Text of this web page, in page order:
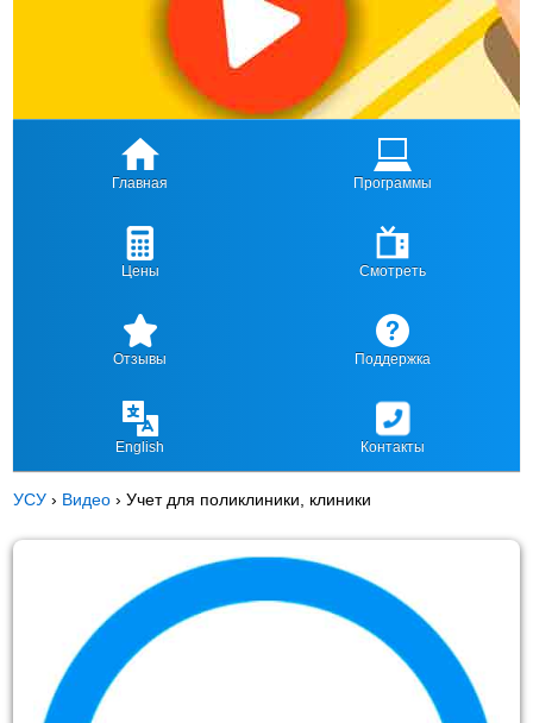
Главная Программы
Цены Смотреть
Отзывы Поддержка
English Контакты
УСУ › Видео ›Учет для поликлиники, клиники